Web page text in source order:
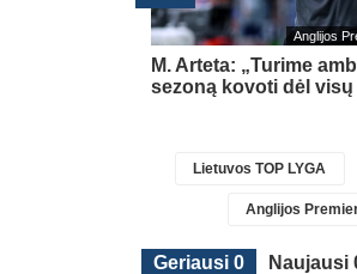
Anglijos
M. Arteta: „Turime
sezoną kovoti dėl visų
Lietuvos TOP LYGA
Anglijos
Geriausi 0 Naujausi